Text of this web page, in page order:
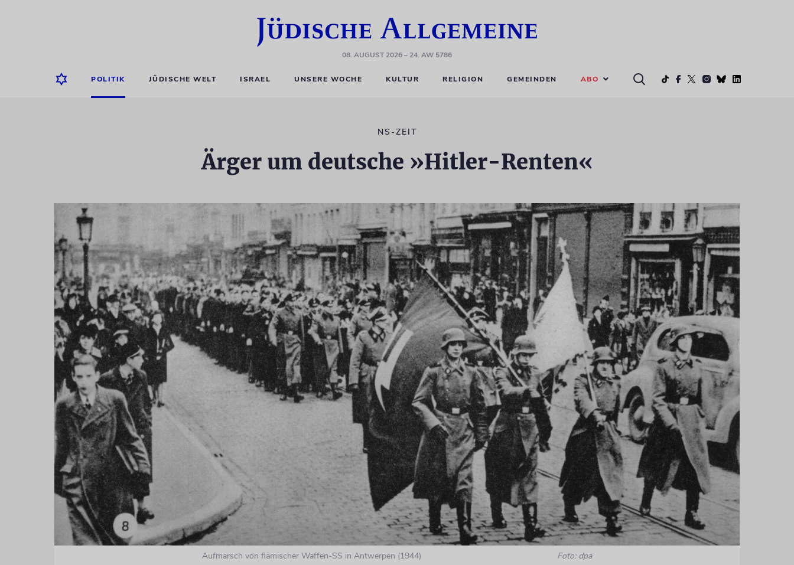
08. AUGUST 2026– 24. AW 5786
POLITIK JÜDISCHE WELT ISRAEL UNSERE WOCHE KULTUR RELIGION GEMEINDEN ABO
NS-ZEIT
Ärger um deutsche »Hitler-Renten«
Aufmarsch von flämischer Waffen-SS in Antwerpen (1944) Foto: dpa